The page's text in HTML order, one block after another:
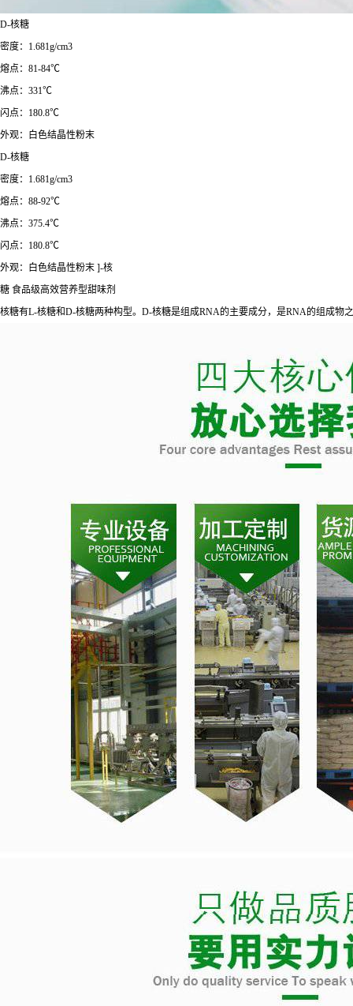
D-核糖
密度：1.681g/cm3
熔点：81-84℃
沸点：331℃
闪点：180.8℃
外观：白色结晶性粉末
D-核糖
密度：1.681g/cm3
熔点：88-92℃
沸点：375.4℃
闪点：180.8℃
外观：白色结晶性粉末 ]-核
糖 食品级高效营养型甜味剂
核糖有L-核糖和D-核糖两种构型。D-核糖是组成RNA的主要成分，是RNA的组成物